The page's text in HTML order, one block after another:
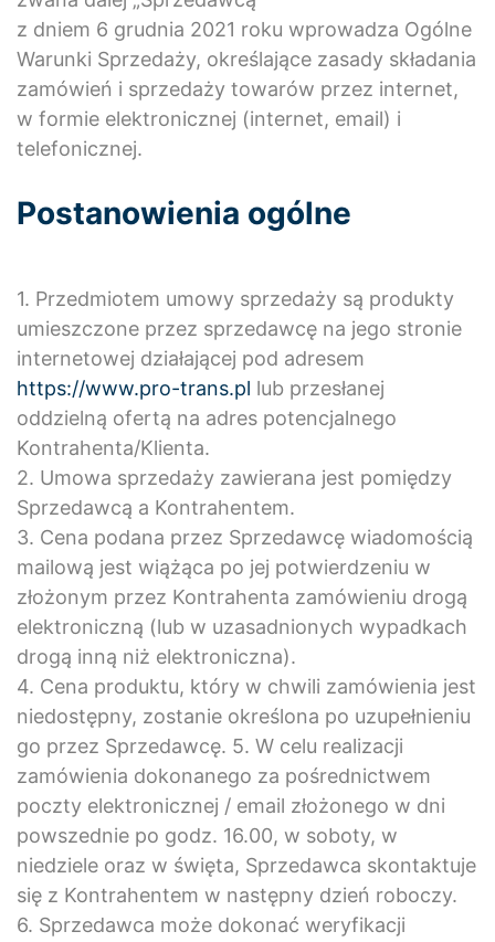
z dniem 6 grudnia 2021 roku wprowadza Ogólne
Warunki Sprzedaży, określające zasady składania
zamówień i sprzedaży towarów przez internet,
w formie elektronicznej (internet, email) i
telefonicznej.
Postanowienia ogólne
1. Przedmiotem umowy sprzedaży są produkty
umieszczone przez sprzedawcę na jego stronie
internetowej działającej pod adresem
https://www.pro-trans.pl lub przesłanej
oddzielną ofertą na adres potencjalnego
Kontrahenta/Klienta.
2. Umowa sprzedaży zawierana jest pomiędzy
Sprzedawcą a Kontrahentem.
3. Cena podana przez Sprzedawcę wiadomością
mailową jest wiążąca po jej potwierdzeniu w
złożonym przez Kontrahenta zamówieniu drogą
elektroniczną (lub w uzasadnionych wypadkach
drogą inną niż elektroniczna).
4. Cena produktu, który w chwili zamówienia jest
niedostępny, zostanie określona po uzupełnieniu
go przez Sprzedawcę. 5. W celu realizacji
zamówienia dokonanego za pośrednictwem
poczty elektronicznej / email złożonego w dni
powszednie po godz. 16.00, w soboty, w
niedziele oraz w święta, Sprzedawca skontaktuje
się z Kontrahentem w następny dzień roboczy.
6. Sprzedawca może dokonać weryfikacji